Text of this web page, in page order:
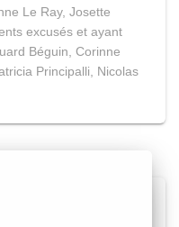
Le Ray, Josette
excusés et ayant
Béguin, Corinne
Principalli, Nicolas